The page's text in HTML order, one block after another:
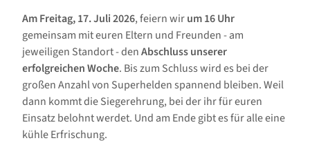
Am Freitag, 17. Juli 2026, feiern wirum 16 Uhr
gemeinsam mit euren Eltern und Freunden - am
jeweiligen Standort - denAbschluss unserer
erfolgreichen Woche. Bis zum Schluss wird es bei der
großen Anzahl von Superhelden spannend bleiben. Weil
dann kommt die Siegerehrung, bei der ihr für euren
Einsatz belohnt werdet. Und am Ende gibt es für alle eine
kühle Erfrischung.